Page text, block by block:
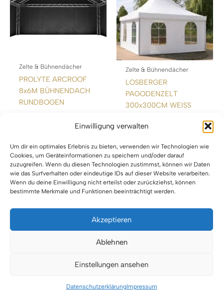
Einwilligung verwalten
Um dir ein optimales Erlebnis zu bieten, verwenden wir Technologien wie
Cookies, um Geräteinformationen zu speichern und/oder darauf
zuzugreifen. Wenn du diesen Technologien zustimmst, können wir Daten
wie das Surfverhalten oder eindeutige IDs auf dieser Website verarbeiten.
Wenn du deine Einwilligung nicht erteilst oder zurückziehst, können
bestimmte Merkmale und Funktionen beeinträchtigt werden.
Akzeptieren
Ablehnen
Einstellungen ansehen
DatenschutzerklärungImpressum
Zelte & Bühnendächer
PROLYTE ARCROOF
8x6M BÜHNENDACH
RUNDBOGEN
WEITERLESEN
Zelte & Bühnendächer
LOSBERGER
PAGODENZELT
300x300CM WEISS
WEITERLESEN
Impressum
Datenschutz